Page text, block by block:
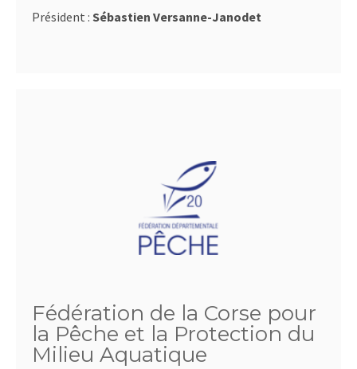
Président : Sébastien Versanne-Janodet
Fédération de la Corse pour
la Pêche et la Protection du
Milieu Aquatique